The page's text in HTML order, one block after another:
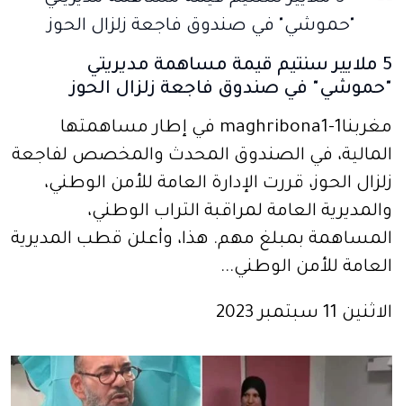
5 ملايير سنتيم قيمة مساهمة مديريتي
"حموشي" في صندوق فاجعة زلزال الحوز
مغربنا1-maghribona1 في إطار مساهمتها
المالية، في الصندوق المحدث والمخصص لفاجعة
زلزال الحوز، قررت الإدارة العامة للأمن الوطني،
والمديرية العامة لمراقبة التراب الوطني،
المساهمة بمبلغ مهم. هذا، وأعلن قطب المديرية
العامة للأمن الوطني...
الاثنين 11 سبتمبر 2023